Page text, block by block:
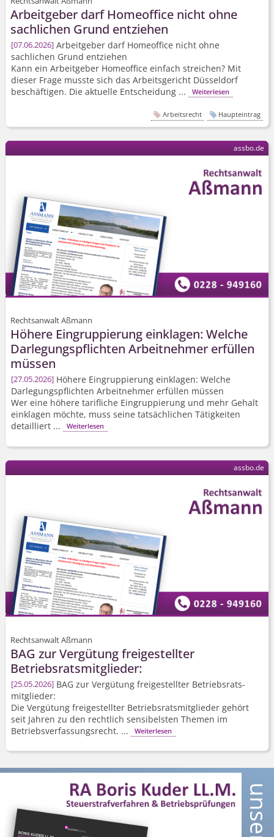
Arbeitgeber darf Homeoffice nicht ohne
sachlichen Grund entziehen
07.06.2026 Arbeitgeber darf Homeoffice nicht ohne
sachlichen Grund entziehen
Kann ein Arbeitgeber Homeoffice einfach streichen? Mit
dieser Frage musste sich das Arbeitsgericht Düsseldorf
beschäftigen. Die aktuelle Entscheidung ...
Weiterlesen
Arbeitsrecht Haupteintrag
Rechtsanwalt Aßmann
Höhere Eingruppierung einklagen: Welche
Darlegungspflichten Arbeitnehmer erfüllen
müssen
27.05.2026 Höhere Eingruppierung einklagen: Welche
Darlegungspflichten Arbeitnehmer erfüllen müssen
Wer eine höhere tarifliche Eingruppierung und mehr Gehalt
einklagen möchte, muss seine tatsächlichen Tätigkeiten
detailliert ...
Weiterlesen
assbo.de
Rechtsanwalt Aßmann
BAG zur Vergütung freigestellter
Betriebsrats­mitglieder:
25.05.2026 BAG zur Vergütung freigestellter Betriebsrats­
mitglieder:
Die Vergütung freigestellter Betriebsrats­mitglieder gehört
seit Jahren zu den rechtlich sensibelsten Themen im
Betriebsver­fassungsrecht. ...
Weiterlesen
assbo.de